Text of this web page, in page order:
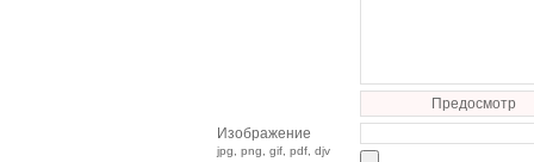
Предосмотр
Изображение
jpg, png, gif, pdf, djv